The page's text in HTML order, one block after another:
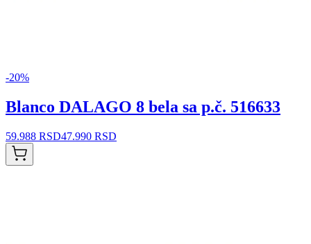
-20%
Blanco DALAGO 8 bela sa p.č. 516633
59.988 RSD47.990 RSD